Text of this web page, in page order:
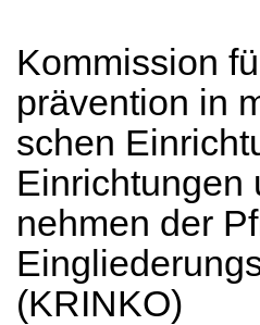
Kommission
prävention in
schen
nehmen der
(KRINKO)